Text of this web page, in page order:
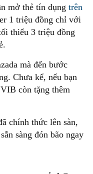
mở thẻ tín dụng trên
1 triệu đồng chỉ với
thiểu 3 triệu đồng
mà đến bước
Chưa kể, nếu bạn
còn tặng thêm
chính thức lên sàn,
sàng đón bão ngay